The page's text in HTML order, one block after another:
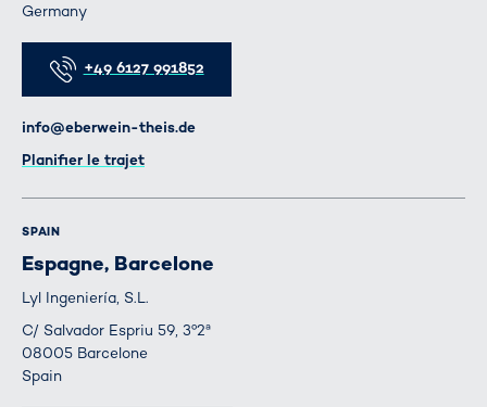
Germany
Téléphone
+49 6127 991852
E-mail
info@eberwein-theis.de
Itinéraire
Planifier le trajet
SPAIN
Espagne, Barcelone
Lyl Ingeniería, S.L.
C/ Salvador Espriu 59, 3º2ª
08005 Barcelone
Spain